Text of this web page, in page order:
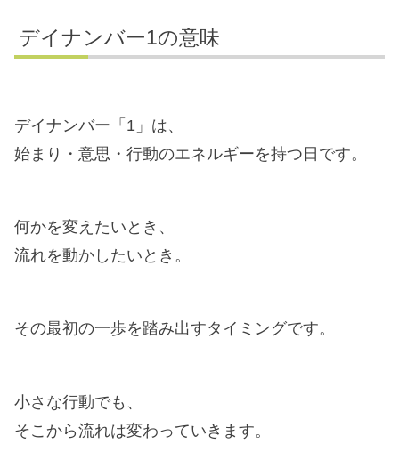
デイナンバー1の意味
デイナンバー「1」は、
始まり・意思・行動のエネルギーを持つ日です。
何かを変えたいとき、
流れを動かしたいとき。
その最初の一歩を踏み出すタイミングです。
小さな行動でも、
そこから流れは変わっていきます。